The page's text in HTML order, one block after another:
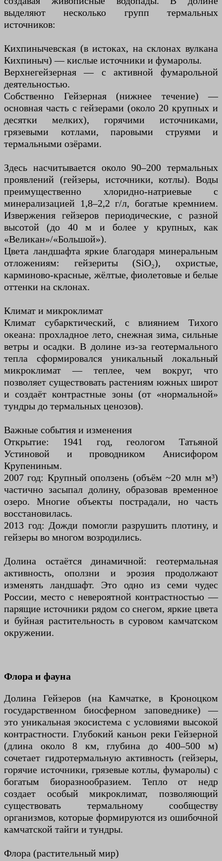
выделяют несколько групп термальных
источников:
Кихпинычевская (в истоках, на склонах вулкана
Кихпиныч) — кислые источники и фумаролы.
Верхнегейзерная — с активной фумарольной
деятельностью.
Собственно Гейзерная (нижнее течение) —
основная часть с гейзерами (около 20 крупных и
десятки мелких), горячими источниками,
грязевыми котлами, паровыми струями и
термальными озёрами.
Здесь насчитывается около 90–200 термальных
проявлений (гейзеры, источники, котлы). Воды
преимущественно хлоридно-натриевые с
минерализацией 1,8–2,2 г/л, богатые кремнием.
Извержения гейзеров периодические, с разной
высотой (до 40 м и более у крупных, как
«Великан»/«Большой»).
Цвета ландшафта яркие благодаря минеральным
отложениям: гейзериты (SiO₂), охристые,
карминово-красные, жёлтые, фиолетовые и белые
оттенки на склонах.
Климат и микроклимат
Климат субарктический, с влиянием Тихого
океана: прохладное лето, снежная зима, сильные
ветры и осадки. В долине из-за геотермального
тепла сформировался уникальный локальный
микроклимат — теплее, чем вокруг, что
позволяет существовать растениям южных широт
и создаёт контрастные зоны (от «нормальной»
тундры до термальных ценозов).
Важные события и изменения
Открытие: 1941 год, геологом Татьяной
Устиновой и проводником Анисифором
Крупениным.
2007 год: Крупный оползень (объём ~20 млн м³)
частично засыпал долину, образовав временное
озеро. Многие объекты пострадали, но часть
восстановилась.
2013 год: Дожди помогли разрушить плотину, и
гейзеры во многом возродились.
Долина остаётся динамичной: геотермальная
активность, оползни и эрозия продолжают
изменять ландшафт. Это одно из семи чудес
России, место с невероятной контрастностью —
парящие источники рядом со снегом, яркие цвета
и буйная растительность в суровом камчатском
окружении.
Флора и фауна
Долина Гейзеров (на Камчатке, в Кроноцком
государственном биосферном заповеднике) —
это уникальная экосистема с условиями высокой
контрастности. Глубокий каньон реки Гейзерной
(длина около 8 км, глубина до 400–500 м)
сочетает гидротермальную активность (гейзеры,
горячие источники, грязевые котлы, фумаролы) с
богатым биоразнообразием. Тепло от недр
создает особый микроклимат, позволяющий
существовать термальному сообществу
организмов, которые формируются из ошибочной
камчатской тайги и тундры.
Флора (растительный мир)